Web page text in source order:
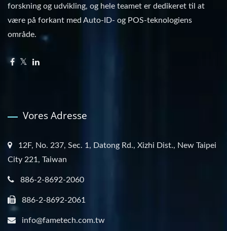
forskning og udvikling, og hele teamet er dedikeret til at
være på forkant med Auto-ID- og POS-teknologiens
område.
Vores Adresse
12F, No. 237, Sec. 1, Datong Rd., Xizhi Dist., New Taipei
City 221, Taiwan
886-2-8692-2060
886-2-8692-2061
info@fametech.com.tw